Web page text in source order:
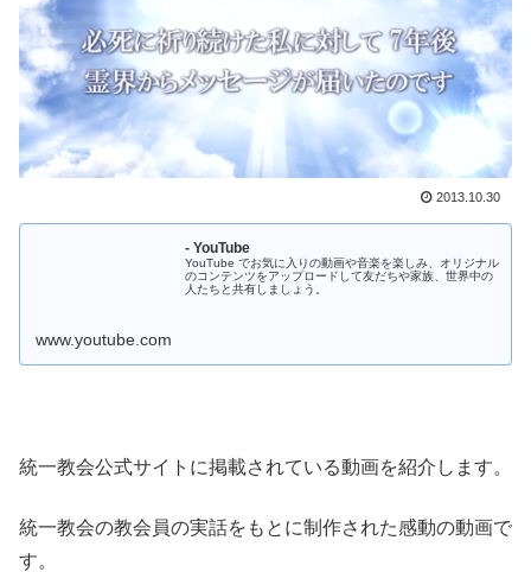
2013.10.30
- YouTube
YouTube でお気に入りの動画や音楽を楽しみ、オリジナル
のコンテンツをアップロードして友だちや家族、世界中の
人たちと共有しましょう。
www.youtube.com
統一教会公式サイトに掲載されている動画を紹介します。
統一教会の教会員の実話をもとに制作された感動の動画で
す。